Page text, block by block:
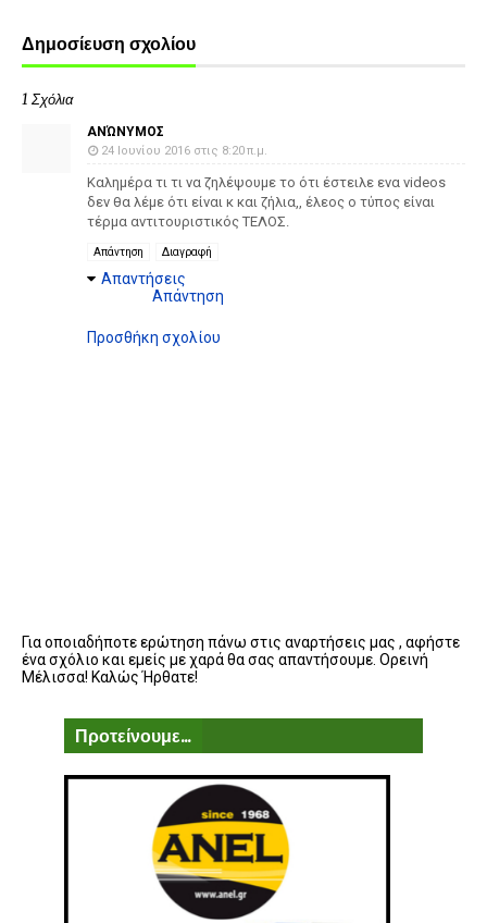
Δημοσίευση σχολίου
1 Σχόλια
ΑΝΏΝΥΜΟΣ
24 Ιουνίου 2016 στις 8:20 π.μ.
Καλημέρα τι τι να ζηλέψουμε το ότι έστειλε ενα videos
δεν θα λέμε ότι είναι κ και ζήλια,, έλεος ο τύπος είναι
τέρμα αντιτουριστικός ΤΕΛΟΣ.
Απάντηση Διαγραφή
Απαντήσεις
Απάντηση
Προσθήκη σχολίου
Για οποιαδήποτε ερώτηση πάνω στις αναρτήσεις μας , αφήστε
ένα σχόλιο και εμείς με χαρά θα σας απαντήσουμε. Ορεινή
Μέλισσα! Καλώς Ήρθατε!
Προτείνουμε...